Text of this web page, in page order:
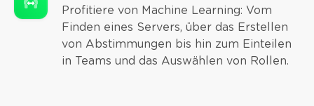
Profitiere von Machine Learning: Vom
Finden eines Servers, über das Erstellen
von Abstimmungen bis hin zum Einteilen
in Teams und das Auswählen von Rollen.